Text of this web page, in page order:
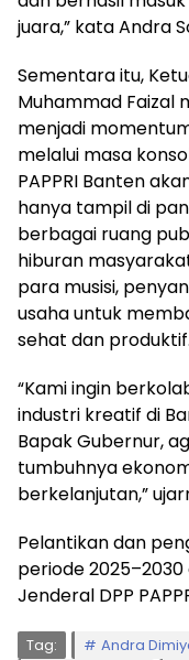
juara,” kata Andra
Sementara itu,
Muhammad Faizal
menjadi
melalui masa
PAPPRI Banten
hanya tampil di
berbagai ruang
hiburan
para musisi,
usaha untuk
sehat dan produktif.
“Kami ingin
industri kreatif di
Bapak Gubernur,
tumbuhnya
berkelanjutan,”
Pelantikan dan
periode
Jenderal DPP
Tag: Andra